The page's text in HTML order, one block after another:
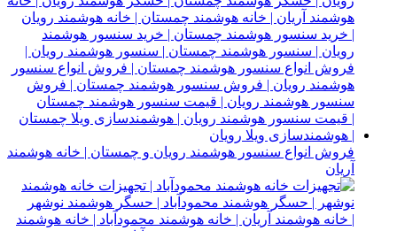
فروش انواع سنسور هوشمند رویان و چمستان | خانه هوشمند
آریان